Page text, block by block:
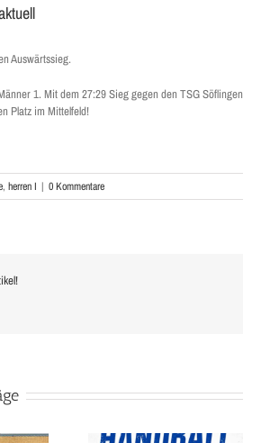
Auswärtssieg.
1. Mit dem 27:29 Sieg gegen den TSG Söflingen
Platz im Mittelfeld!
, herren I | 0 Kommentare